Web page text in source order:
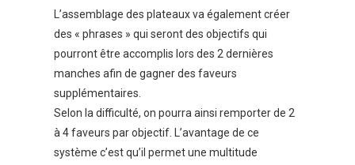
L’assemblage des plateaux va également créer
des « phrases » qui seront des objectifs qui
pourront être accomplis lors des 2 dernières
manches afin de gagner des faveurs
supplémentaires.
Selon la difficulté, on pourra ainsi remporter de 2
à 4 faveurs par objectif. L’avantage de ce
système c’est qu’il permet une multitude